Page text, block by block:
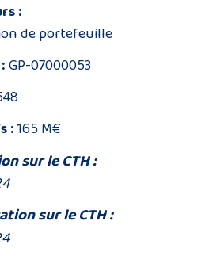
:
de portefeuille
GP-07000053
:165 M€
sur le CTH :
sur le CTH :